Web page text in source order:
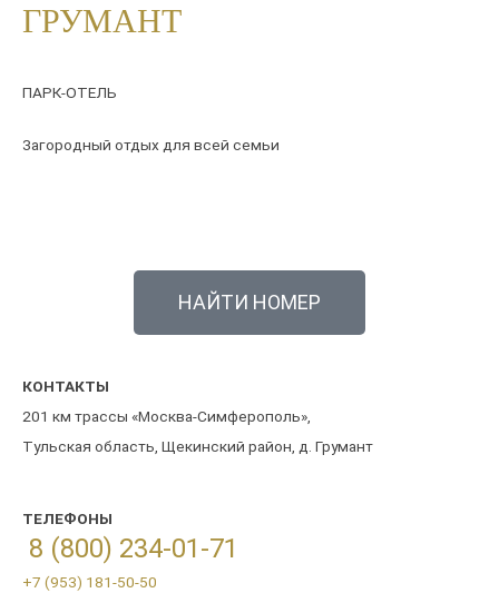
ГРУМАНТ
ПАРК-ОТЕЛЬ
Загородный отдых для всей семьи
НАЙТИ НОМЕР
КОНТАКТЫ
201 км трассы «Москва-Симферополь»,
Тульская область, Щекинский район, д. Грумант
ТЕЛЕФОНЫ
8 (800) 234-01-71
+7 (953) 181-50-50